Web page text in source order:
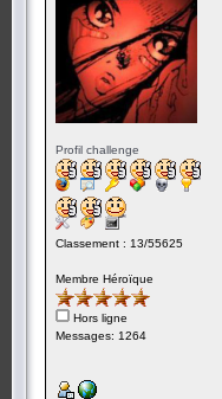
Profil challenge
Classement : 13/55625
Membre Héroïque
Hors ligne
Messages: 1264